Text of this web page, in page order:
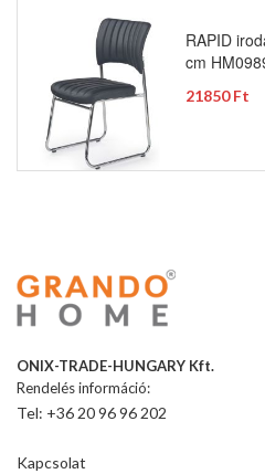
RAPID
cm
21850 Ft
ONIX-TRADE-HUNGARY Kft.
Rendelés információ:
Tel: +36 20 96 96 202
Kapcsolat